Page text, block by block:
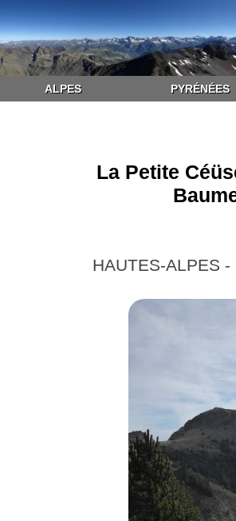
ALPES PYRÉNÉES
La Petite
HAUTES-ALPES